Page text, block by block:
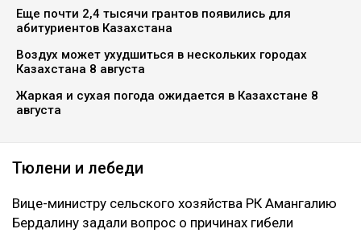
Еще почти 2,4 тысячи грантов появились для
абитуриентов Казахстана
Воздух может ухудшиться в нескольких городах
Казахстана 8 августа
Жаркая и сухая погода ожидается в Казахстане 8
августа
Тюлени и лебеди
Вице-министру сельского хозяйства РК Амангалию
Бердалину задали вопрос о причинах гибели